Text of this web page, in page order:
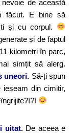
de această
făcut. E bine să
și cu corpul.
și de faptul
kilometri în parc,
simțit să alerg.
uneori. Să-ți spun
din cimitir,
uitat.De aceea e